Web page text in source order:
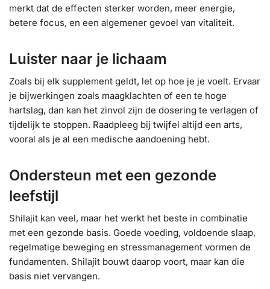
merkt dat de effecten sterker worden, meer energie,
betere focus, en een algemener gevoel van vitaliteit.
Luister naar je lichaam
Zoals bij elk supplement geldt, let op hoe je je voelt. Ervaar
je bijwerkingen zoals maagklachten of een te hoge
hartslag, dan kan het zinvol zijn de dosering te verlagen of
tijdelijk te stoppen. Raadpleeg bij twijfel altijd een arts,
vooral als je al een medische aandoening hebt.
Ondersteun met een gezonde
leefstijl
Shilajit kan veel, maar het werkt het beste in combinatie
met een gezonde basis. Goede voeding, voldoende slaap,
regelmatige beweging en stressmanagement vormen de
fundamenten. Shilajit bouwt daarop voort, maar kan die
basis niet vervangen.